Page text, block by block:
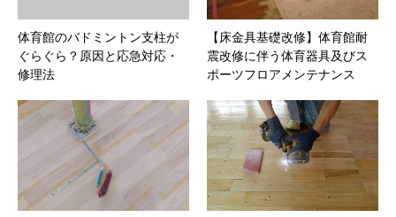
体育館のバドミントン支柱が
ぐらぐら？原因と応急対応・
修理法
【床金具基礎改修】体育館耐
震改修に伴う体育器具及びス
ポーツフロアメンテナンス